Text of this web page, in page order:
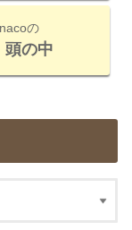
nacoの
頭の中